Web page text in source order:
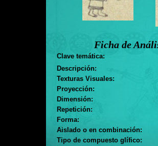
Ficha de
Clave temática:
Descripción:
Texturas Visuales:
Proyección:
Dimensión:
Repetición:
Forma:
Aislado o en combinación:
Tipo de compuesto glífico: